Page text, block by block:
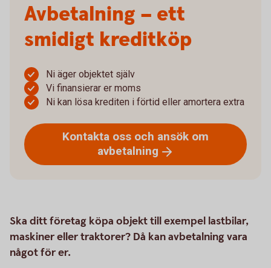
Avbetalning – ett
smidigt kreditköp
Ni äger objektet själv
Vi finansierar er moms
Ni kan lösa krediten i förtid eller amortera extra
Kontakta oss och ansök om
avbetalning
Ska ditt företag köpa objekt till exempel lastbilar,
maskiner eller traktorer? Då kan avbetalning vara
något för er.